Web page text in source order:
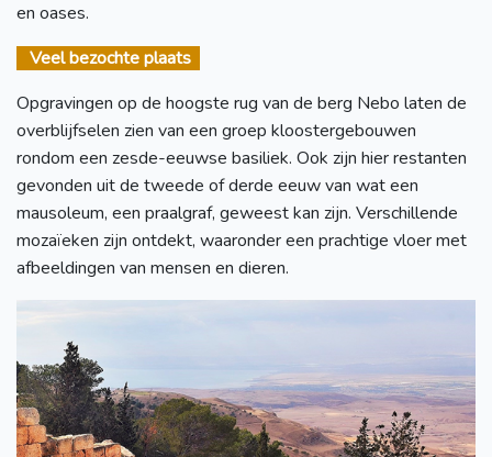
en oases.
Veel bezochte plaats
Opgravingen op de hoogste rug van de berg Nebo laten de
overblijfselen zien van een groep kloostergebouwen
rondom een zesde-eeuwse basiliek. Ook zijn hier restanten
gevonden uit de tweede of derde eeuw van wat een
mausoleum, een praalgraf, geweest kan zijn. Verschillende
mozaïeken zijn ontdekt, waaronder een prachtige vloer met
afbeeldingen van mensen en dieren.